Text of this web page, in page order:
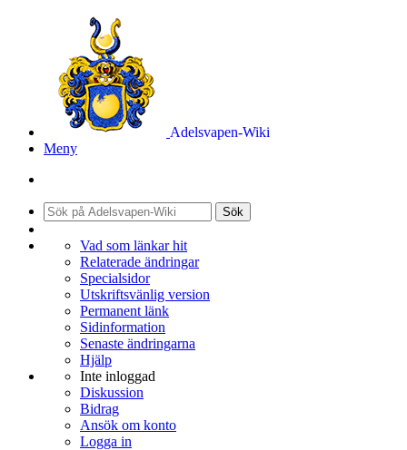
Adelsvapen-Wiki
Meny
Sök
Vad som länkar hit
Relaterade ändringar
Specialsidor
Utskriftsvänlig version
Permanent länk
Sidinformation
Senaste ändringarna
Hjälp
Inte inloggad
Diskussion
Bidrag
Ansök om konto
Logga in